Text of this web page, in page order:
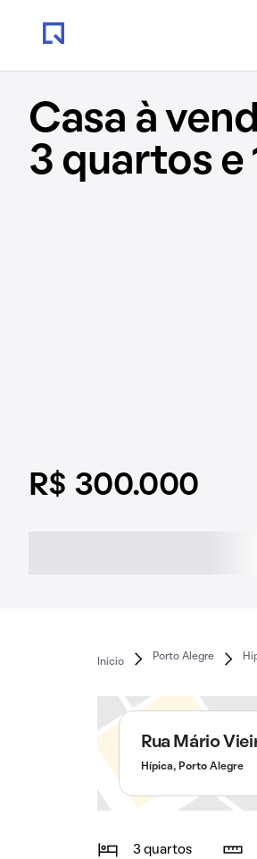
Casa à
3 quartos e
R$ 300.000
Início
Porto Alegre
Rua Mário
Hípica, Porto Alegre
3 quartos